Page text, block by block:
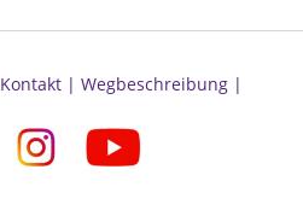
Kontakt | Wegbeschreibung |